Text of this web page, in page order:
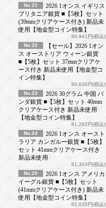
No.21
2026 1オンス イギリス
ブリタニア銀貨 ■【5枚】セット
(39mmクリアケース付き) 新品未
使用【地金型コイン特集】
60,941円(税込)
No.22
【セール】2026 1オン
ス オーストリア ウィーン銀貨
■【5枚】セット 37mmクリアケ
ース付き 新品未使用【地金型コ
イン特集】
60,630円(税込)
No.23
2026 30グラム 中国 パ
ンダ銀貨 ■【5枚】セット 40mm
クリアケース付き 新品未使用
【地金型コイン特集】
61,262円(税込)
No.24
2026 1オンス オースト
ラリア カンガルー銀貨 ■【5枚】
セット 41mmクリアケース付き
新品未使用
61,303円(税込)
No.25
2026 1オンス アメリカ
イーグル銀貨 ■【5枚】セット
(41mmクリアケース付き) 新品未
使用【地金型コイン特集】
62,035円(税込)